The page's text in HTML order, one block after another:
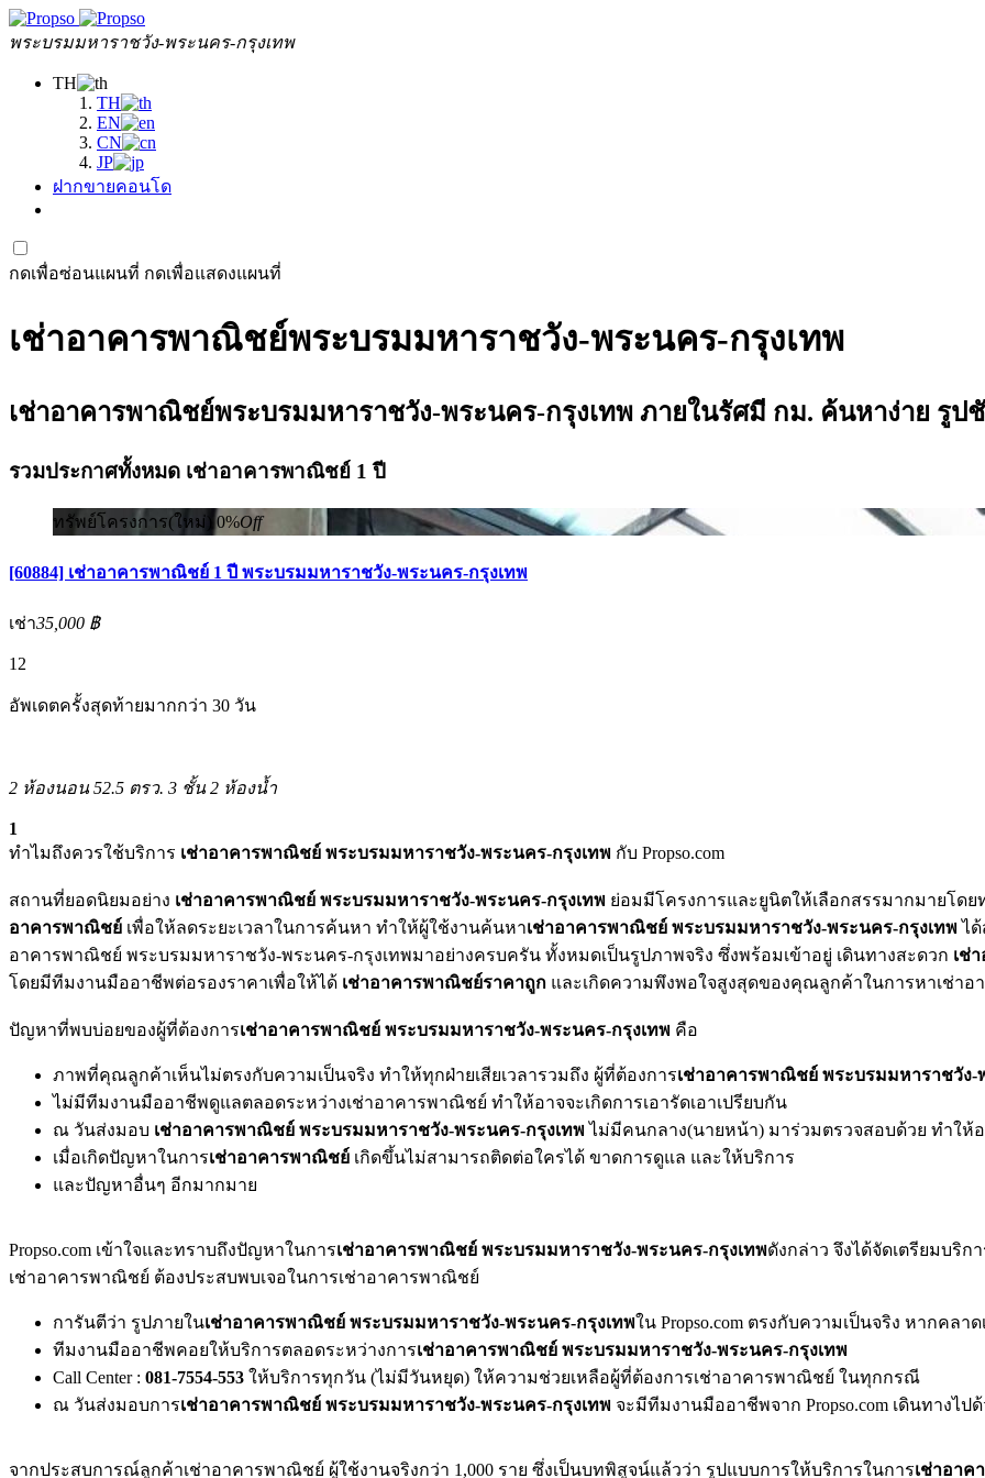
พระบรมมหาราชวัง-พระนคร-กรุงเทพ
TH
TH
EN
CN
JP
ฝากขายคอนโด
กดเพื่อซ่อนแผนที่ กดเพื่อแสดงแผนที่
เช่าอาคารพาณิชย์พระบรมมหาราชวัง-พระนคร-กรุงเทพ
เช่าอาคารพาณิชย์พระบรมมหาราชวัง-พระนคร-กรุงเทพ ภายในรัศมี กม. ค้นหาง่าย รูป
รวมประกาศทั้งหมด เช่าอาคารพาณิชย์ 1 ปี
ทรัพย์โครงการ(ใหม่) 0%Off
[60884] เช่าอาคารพาณิชย์ 1 ปี พระบรมมหาราชวัง-พระนคร-กรุงเทพ
เช่า35,000 ฿
12
อัพเดตครั้งสุดท้ายมากกว่า 30 วัน
2 ห้องนอน 52.5 ตรว. 3 ชั้น 2 ห้องน้ำ
1
ทำไมถึงควรใช้บริการ เช่าอาคารพาณิชย์ พระบรมมหาราชวัง-พระนคร-กรุงเทพ กับ Propso.com
สถานที่ยอดนิยมอย่าง เช่าอาคารพาณิชย์ พระบรมมหาราชวัง-พระนคร-กรุงเทพ ย่อมมีโครงการและยูนิตให้เลือกสรรมากมายโดย
อาคารพาณิชย์ เพื่อให้ลดระยะเวลาในการค้นหา ทำให้ผู้ใช้งานค้นหาเช่าอาคารพาณิชย์ พระบรมมหาราชวัง-พระนคร-กรุงเทพ ได้
อาคารพาณิชย์ พระบรมมหาราชวัง-พระนคร-กรุงเทพมาอย่างครบครัน ทั้งหมดเป็นรูปภาพจริง ซึ่งพร้อมเข้าอยู่ เดินทางสะดวก เช่
โดยมีทีมงานมืออาชีพต่อรองราคาเพื่อให้ได้ เช่าอาคารพาณิชย์ราคาถูก และเกิดความพึงพอใจสูงสุดของคุณลูกค้าในการหาเช่าอ
ปัญหาที่พบบ่อยของผู้ที่ต้องการเช่าอาคารพาณิชย์ พระบรมมหาราชวัง-พระนคร-กรุงเทพ คือ
ภาพที่คุณลูกค้าเห็นไม่ตรงกับความเป็นจริง ทำให้ทุกฝ่ายเสียเวลารวมถึง ผู้ที่ต้องการเช่าอาคารพาณิชย์ พระบรมมหาราชวัง-
ไม่มีทีมงานมืออาชีพดูแลตลอดระหว่างเช่าอาคารพาณิชย์ ทำให้อาจจะเกิดการเอารัดเอาเปรียบกัน
ณ วันส่งมอบ เช่าอาคารพาณิชย์ พระบรมมหาราชวัง-พระนคร-กรุงเทพ ไม่มีคนกลาง(นายหน้า) มาร่วมตรวจสอบด้วย ทำให้อ
เมื่อเกิดปัญหาในการเช่าอาคารพาณิชย์ เกิดขึ้นไม่สามารถติดต่อใครได้ ขาดการดูแล และให้บริการ
และปัญหาอื่นๆ อีกมากมาย
Propso.com เข้าใจและทราบถึงปัญหาในการเช่าอาคารพาณิชย์ พระบรมมหาราชวัง-พระนคร-กรุงเทพดังกล่าว จึงได้จัดเตรียมบริ
เช่าอาคารพาณิชย์ ต้องประสบพบเจอในการเช่าอาคารพาณิชย์
การันตีว่า รูปภายในเช่าอาคารพาณิชย์ พระบรมมหาราชวัง-พระนคร-กรุงเทพใน Propso.com ตรงกับความเป็นจริง หากคลา
ทีมงานมืออาชีพคอยให้บริการตลอดระหว่างการเช่าอาคารพาณิชย์ พระบรมมหาราชวัง-พระนคร-กรุงเทพ
Call Center : 081-7554-553 ให้บริการทุกวัน (ไม่มีวันหยุด) ให้ความช่วยเหลือผู้ที่ต้องการเช่าอาคารพาณิชย์ ในทุกกรณี
ณ วันส่งมอบการเช่าอาคารพาณิชย์ พระบรมมหาราชวัง-พระนคร-กรุงเทพ จะมีทีมงานมืออาชีพจาก Propso.com เดินทางไ
จากประสบการณ์ลูกค้าเช่าอาคารพาณิชย์ ผู้ใช้งานจริงกว่า 1,000 ราย ซึ่งเป็นบทพิสูจน์แล้วว่า รูปแบบการให้บริการในการเช่าอาค